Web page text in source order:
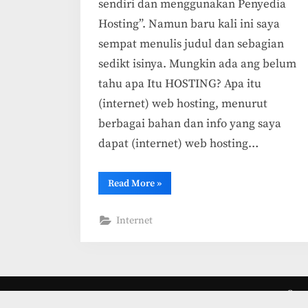
sendiri dan menggunakan Penyedia
Hosting”. Namun baru kali ini saya
sempat menulis judul dan sebagian
sedikt isinya. Mungkin ada ang belum
tahu apa Itu HOSTING? Apa itu
(internet) web hosting, menurut
berbagai bahan dan info yang saya
dapat (internet) web hosting…
Read More“Antara
Mengelola
»
Internet